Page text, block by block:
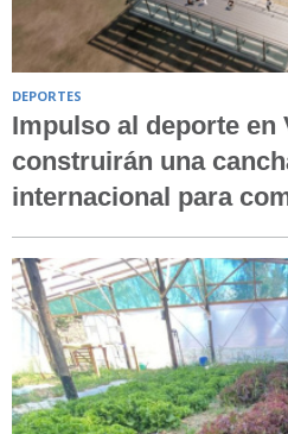
DEPORTES
Impulso al deporte en
construirán una
internacional para